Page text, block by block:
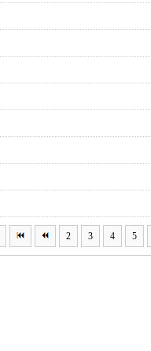
2 3 4 5